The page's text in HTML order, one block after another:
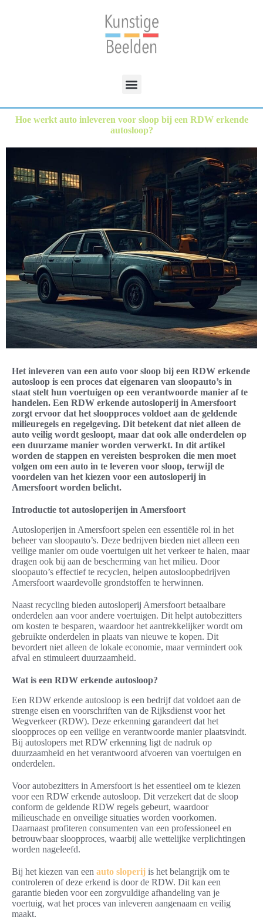
Hoe werkt auto inleveren voor sloop bij een RDW erkende
autosloop?
Het inleveren van een auto voor sloop bij een RDW erkende
autosloop is een proces dat eigenaren van sloopauto’s in
staat stelt hun voertuigen op een verantwoorde manier af te
handelen. Een RDW erkende autosloperij in Amersfoort
zorgt ervoor dat het sloopproces voldoet aan de geldende
milieuregels en regelgeving. Dit betekent dat niet alleen de
auto veilig wordt gesloopt, maar dat ook alle onderdelen op
een duurzame manier worden verwerkt. In dit artikel
worden de stappen en vereisten besproken die men moet
volgen om een auto in te leveren voor sloop, terwijl de
voordelen van het kiezen voor een autosloperij in
Amersfoort worden belicht.
Introductie tot autosloperijen in Amersfoort
Autosloperijen in Amersfoort spelen een essentiële rol in het
beheer van sloopauto’s. Deze bedrijven bieden niet alleen een
veilige manier om oude voertuigen uit het verkeer te halen, maar
dragen ook bij aan de bescherming van het milieu. Door
sloopauto’s effectief te recyclen, helpen autosloopbedrijven
Amersfoort waardevolle grondstoffen te herwinnen.
Naast recycling bieden autosloperij Amersfoort betaalbare
onderdelen aan voor andere voertuigen. Dit helpt autobezitters
om kosten te besparen, waardoor het aantrekkelijker wordt om
gebruikte onderdelen in plaats van nieuwe te kopen. Dit
bevordert niet alleen de lokale economie, maar vermindert ook
afval en stimuleert duurzaamheid.
Wat is een RDW erkende autosloop?
Een RDW erkende autosloop is een bedrijf dat voldoet aan de
strenge eisen en voorschriften van de Rijksdienst voor het
Wegverkeer (RDW). Deze erkenning garandeert dat het
sloopproces op een veilige en verantwoorde manier plaatsvindt.
Bij autoslopers met RDW erkenning ligt de nadruk op
duurzaamheid en het verantwoord afvoeren van voertuigen en
onderdelen.
Voor autobezitters in Amersfoort is het essentieel om te kiezen
voor een RDW erkende autosloop. Dit verzekert dat de sloop
conform de geldende RDW regels gebeurt, waardoor
milieuschade en onveilige situaties worden voorkomen.
Daarnaast profiteren consumenten van een professioneel en
betrouwbaar sloopproces, waarbij alle wettelijke verplichtingen
worden nageleefd.
Bij het kiezen van een auto sloperij is het belangrijk om te
controleren of deze erkend is door de RDW. Dit kan een
garantie bieden voor een zorgvuldige afhandeling van je
voertuig, wat het proces van inleveren aangenaam en veilig
maakt.